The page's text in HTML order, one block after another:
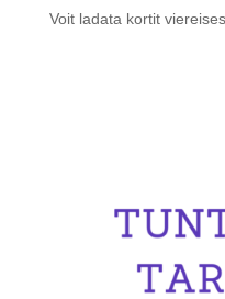
Voit ladata kortit